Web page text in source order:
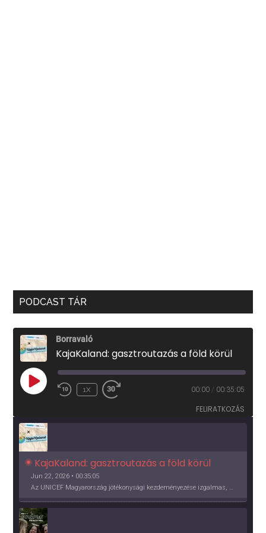
PODCAST TÁR
Borravaló
KajaKaland: gasztroutazás a föld körül
PLAY
EPISODE
1X 00:00 / 00:35:05
FELIRATKOZÁS
KajaKaland: gasztroutazás a föld körül
Jun 22, 2026 • 00:35:05
Az UNICEF Magyarország jótékonysági kezdeményezése izgalmas, egész éves világkörüli ízutazásra hív, igazi családi program és gasztroedukáció, illetve segítség a rászorulóknak is egyben.